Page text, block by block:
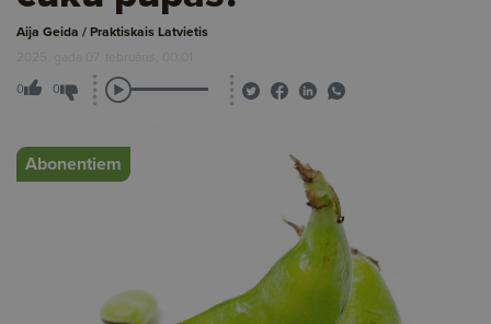
Aija Geida / Praktiskais Latvietis
2025. gada 07. februāris, 00:01
0 0
Abonentiem